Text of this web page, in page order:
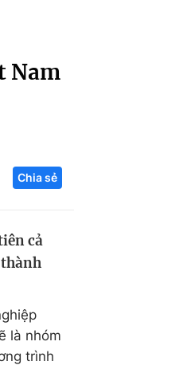
Công nghệ tương lai
Nam
Chia sẻ
cả
là nhóm
trình